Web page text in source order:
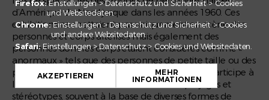
+
−
Leaflet
d’Amérique du Nord jusque dans les années 1960. Ces
exhibitions ne mettaient pas uniquement en scène des
personnes et corps altérisés mais également des
personnes dont les corps étaient considérés comme «
anormaux » tels que des personnes de petite taille ou des
personnes albinos. Ce processus d’altérisation participe à
la construction ou au renforcement des préjugés et
stéréotypes, souvent à la base de diverses formes de
Firefox:Einstellungen > Datenschutz und Sicherheit > Cookies
und Websitedaten.
Chrome:Einstellungen > Datenschutz und Sicherheit > Cookies
und andere Websitedaten.
Safari:Einstellungen > Datenschutz > Cookies und Websitedaten.
AKZEPTIEREN MEHR
INFORMATIONEN